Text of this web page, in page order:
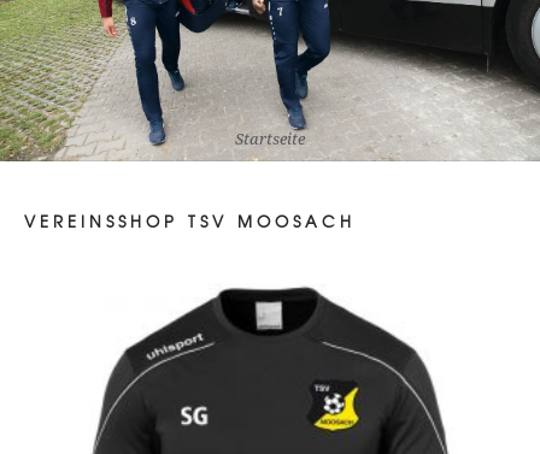
Startseite
VEREINSSHOP TSV MOOSACH